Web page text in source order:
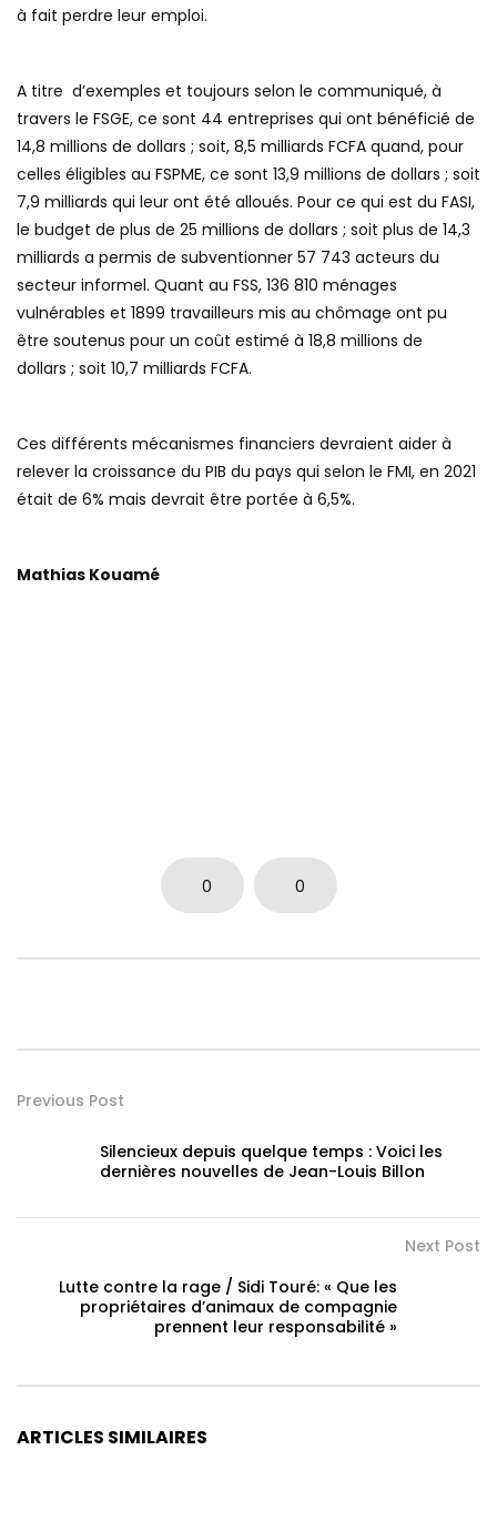
à fait perdre leur emploi.
A titre d’exemples et toujours selon le communiqué, à
travers le FSGE, ce sont 44 entreprises qui ont bénéficié de
14,8 millions de dollars ; soit, 8,5 milliards FCFA quand, pour
celles éligibles au FSPME, ce sont 13,9 millions de dollars ; soit
7,9 milliards qui leur ont été alloués. Pour ce qui est du FASI,
le budget de plus de 25 millions de dollars ; soit plus de 14,3
milliards a permis de subventionner 57 743 acteurs du
secteur informel. Quant au FSS, 136 810 ménages
vulnérables et 1899 travailleurs mis au chômage ont pu
être soutenus pour un coût estimé à 18,8 millions de
dollars ; soit 10,7 milliards FCFA.
Ces différents mécanismes financiers devraient aider à
relever la croissance du PIB du pays qui selon le FMI, en 2021
était de 6% mais devrait être portée à 6,5%.
Mathias Kouamé
0 0
Previous Post
Silencieux depuis quelque temps : Voici les
dernières nouvelles de Jean-Louis Billon
Next Post
Lutte contre la rage / Sidi Touré: « Que les
propriétaires d’animaux de compagnie
prennent leur responsabilité »
ARTICLES SIMILAIRES